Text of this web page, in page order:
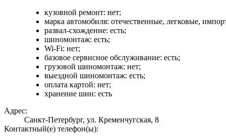
кузовной ремонт: нет;
марка автомобиля: отечественные, легковые,
развал-схождение: есть;
шиномонтаж: есть;
Wi-Fi: нет;
базовое сервисное обслуживание: есть;
грузовой шиномонтаж: нет;
выездной шиномонтаж: есть;
оплата картой: нет;
хранение шин: есть
Адрес:
Санкт-Петербург, ул. Кременчугская, 8
Контактный(е) телефон(ы):